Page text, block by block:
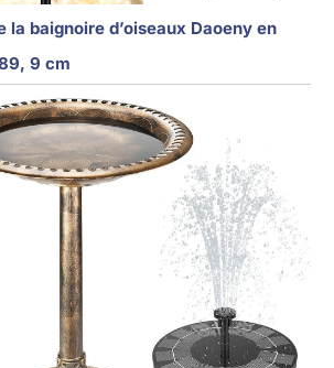
la baignoire d’oiseaux Daoeny en
9 cm